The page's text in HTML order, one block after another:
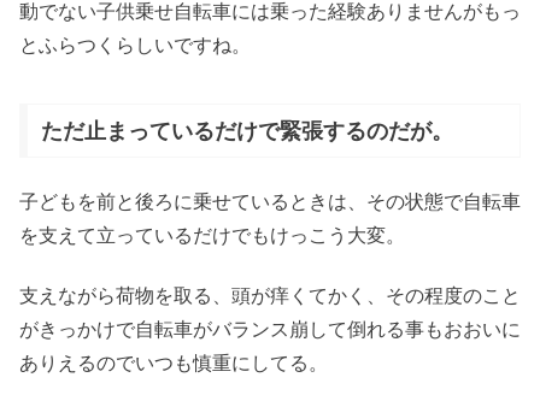
動でない子供乗せ自転車には乗った経験ありませんがもっ
とふらつくらしいですね。
ただ止まっているだけで緊張するのだが。
子どもを前と後ろに乗せているときは、その状態で自転車
を支えて立っているだけでもけっこう大変。
支えながら荷物を取る、頭が痒くてかく、その程度のこと
がきっかけで自転車がバランス崩して倒れる事もおおいに
ありえるのでいつも慎重にしてる。